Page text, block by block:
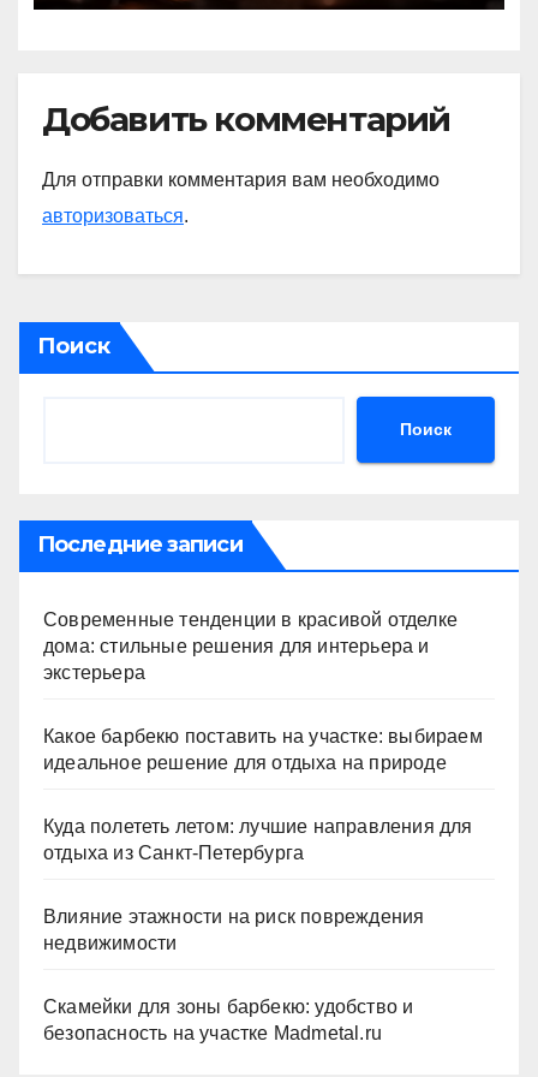
Добавить комментарий
Для отправки комментария вам необходимо
авторизоваться.
Поиск
Поиск
Последние записи
Современные тенденции в красивой отделке
дома: стильные решения для интерьера и
экстерьера
Какое барбекю поставить на участке: выбираем
идеальное решение для отдыха на природе
Куда полететь летом: лучшие направления для
отдыха из Санкт-Петербурга
Влияние этажности на риск повреждения
недвижимости
Скамейки для зоны барбекю: удобство и
безопасность на участке Madmetal.ru